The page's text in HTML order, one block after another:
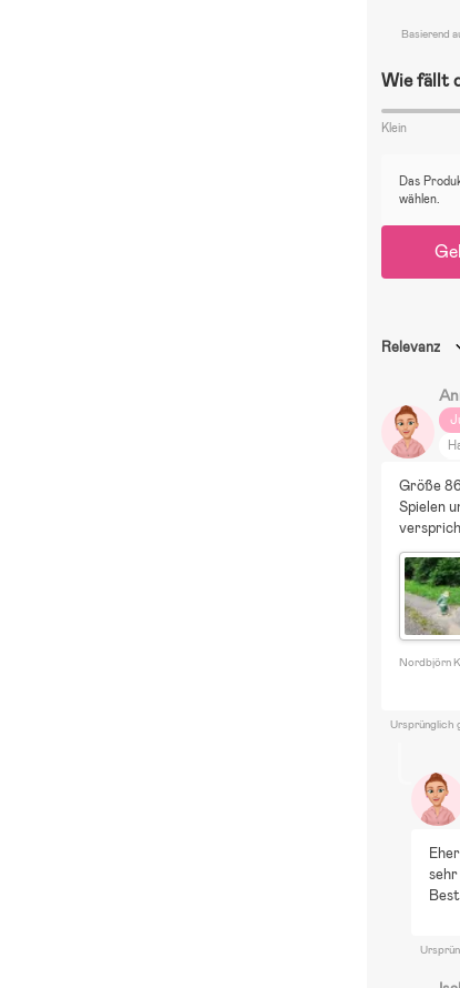
preiswerte
Basierend
Wie fällt
Klein
Das
wählen.
Relevanz
Größe
Spielen
Nordbjörn
Ursprünglich